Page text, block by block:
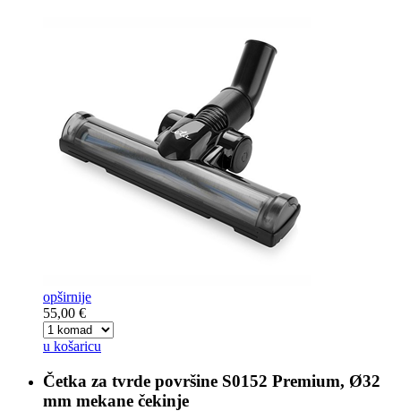
opširnije
55,00 €
u košaricu
Četka za tvrde površine S0152 Premium, Ø32
mm mekane čekinje